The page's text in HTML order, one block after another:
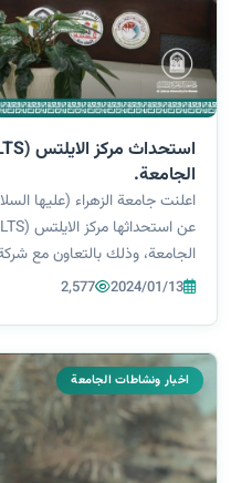
الجامعة.
اعلنت جامعة الزهراء (عليها
الجامعة، وذلك بالتعاون مع
لإدارة الامتحان والبرامج
2024/01/13
2,577
اخبار ونشاطات الجامعة